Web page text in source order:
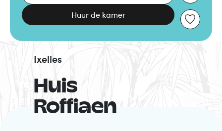
Huur de kamer
Huis
Roffiaen
Ixelles